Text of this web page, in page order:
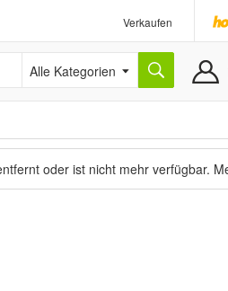
Verkaufen
Alle Kategorien
oder ist nicht mehr verfügbar.